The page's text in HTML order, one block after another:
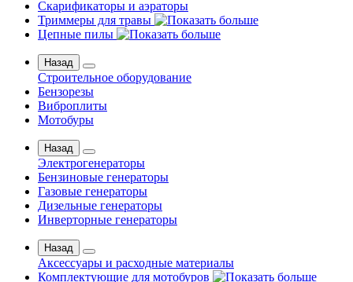
Скарификаторы и аэраторы
Триммеры для травы
Цепные пилы
Назад
Строительное оборудование
Бензорезы
Виброплиты
Мотобуры
Назад
Электрогенераторы
Бензиновые генераторы
Газовые генераторы
Дизельные генераторы
Инверторные генераторы
Назад
Аксессуары и расходные материалы
Комплектующие для мотобуров